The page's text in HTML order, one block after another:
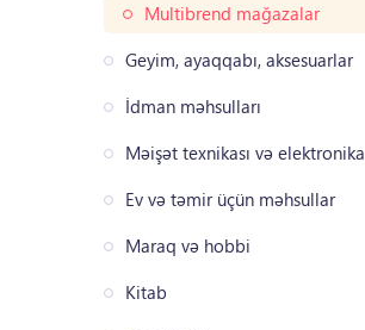
Multibrend mağazalar
Geyim, ayaqqabı, aksesuarlar
İdman məhsulları
Məişət texnikası və elektronika
Ev və təmir üçün məhsullar
Maraq və hobbi
Kitab